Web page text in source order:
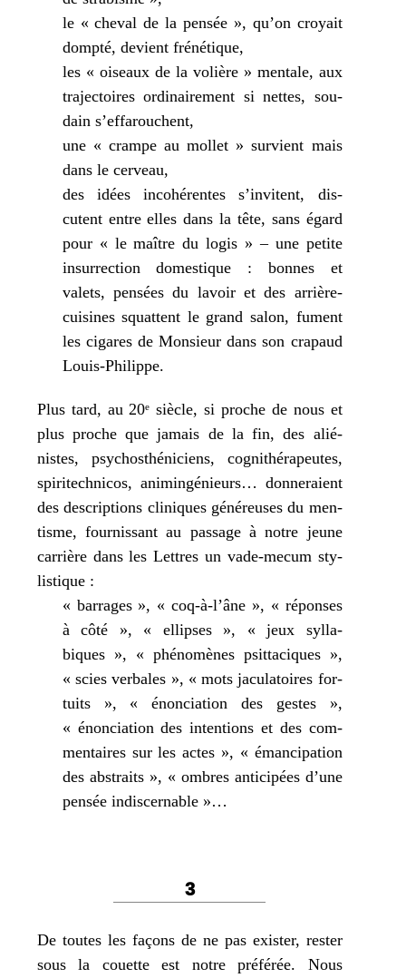
le « che­val de la pen­sée », qu’on croyait
domp­té, devient fré­né­tique,
les « oiseaux de la volière » men­tale, aux
tra­jec­toires ordi­nai­re­ment si nettes, sou­
dain s’effarouchent,
une « crampe au mol­let » sur­vient mais
dans le cer­veau,
des idées inco­hé­rentes s’invitent, dis­
cutent entre elles dans la tête, sans égard
pour « le maître du logis » – une petite
insur­rec­tion domes­tique : bonnes et
valets, pen­sées du lavoir et des arrière-
cui­sines squattent le grand salon, fument
les cigares de Monsieur dans son cra­paud
Louis-Philippe.
Plus tard, au 20e siècle, si proche de nous et
plus proche que jamais de la fin, des alié­
nistes, psy­chos­thé­ni­ciens, cogni­thé­ra­peutes,
spi­ri­tech­ni­cos, ani­min­gé­nieurs… don­ne­raient
des des­crip­tions cli­niques géné­reuses du men­
tisme, four­nis­sant au pas­sage à notre jeune
car­rière dans les Lettres un vade-mecum sty­
lis­tique :
« bar­rages », « coq-à‑l’âne », « réponses
à côté », « ellipses », « jeux syl­la­
biques », « phé­no­mènes psit­ta­ciques »,
« scies ver­bales », « mots jacu­la­toires for­
tuits », « énon­cia­tion des gestes »,
« énon­cia­tion des inten­tions et des com­
men­taires sur les actes », « éman­ci­pa­tion
des abs­traits », « ombres anti­ci­pées d’une
pen­sée indiscernable »…
3
De toutes les façons de ne pas exis­ter, res­ter
sous la couette est notre pré­fé­rée. Nous